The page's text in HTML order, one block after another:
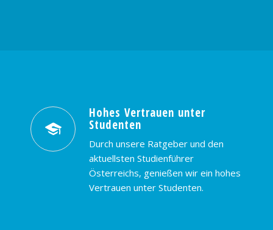
Hohes Vertrauen unter
Studenten
Durch unsere Ratgeber und den
aktuellsten Studienführer
Österreichs, genießen wir ein hohes
Vertrauen unter Studenten.